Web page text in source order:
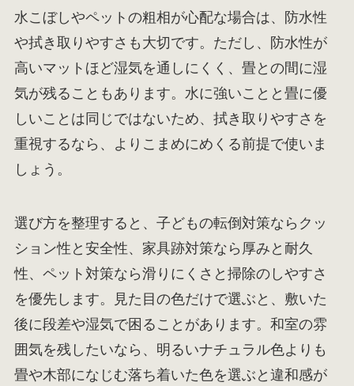
水こぼしやペットの粗相が心配な場合は、防水性
や拭き取りやすさも大切です。ただし、防水性が
高いマットほど湿気を通しにくく、畳との間に湿
気が残ることもあります。水に強いことと畳に優
しいことは同じではないため、拭き取りやすさを
重視するなら、よりこまめにめくる前提で使いま
しょう。
選び方を整理すると、子どもの転倒対策ならクッ
ション性と安全性、家具跡対策なら厚みと耐久
性、ペット対策なら滑りにくさと掃除のしやすさ
を優先します。見た目の色だけで選ぶと、敷いた
後に段差や湿気で困ることがあります。和室の雰
囲気を残したいなら、明るいナチュラル色よりも
畳や木部になじむ落ち着いた色を選ぶと違和感が